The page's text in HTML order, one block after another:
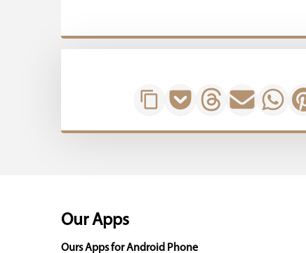
Our Apps
Ours Apps for Android Phone